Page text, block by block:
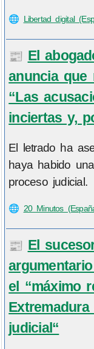
🌐 Libertad digital
📰 El
anuncia que
“Las
inciertas y,
El letrado ha
haya habido
proceso judicial.
🌐 20 Minutos
📰 El
el “máximo
judicial“